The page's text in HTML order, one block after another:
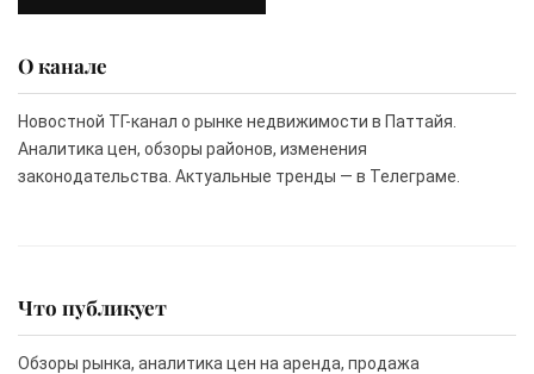
О канале
Новостной ТГ-канал о рынке недвижимости в Паттайя.
Аналитика цен, обзоры районов, изменения
законодательства. Актуальные тренды — в Телеграме.
Что публикует
Обзоры рынка, аналитика цен на аренда, продажа